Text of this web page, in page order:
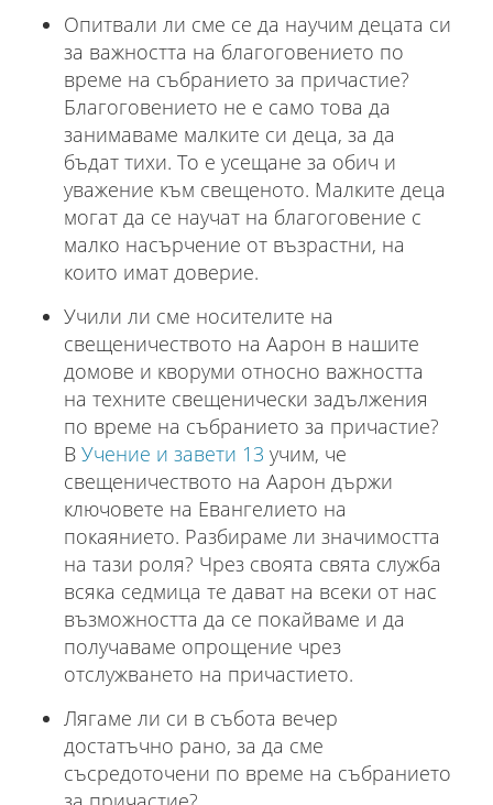
Опитвали ли сме се да научим децата си
за важността на благоговението по
време на събранието за причастие?
Благоговението не е само това да
занимаваме малките си деца, за да
бъдат тихи. То е усещане за обич и
уважение към свещеното. Малките деца
могат да се научат на благоговение с
малко насърчение от възрастни, на
които имат доверие.
Учили ли сме носителите на
свещеничеството на Аарон в нашите
домове и кворуми относно важността
на техните свещенически задължения
по време на събранието за причастие?
В Учение и завети 13 учим, че
свещеничеството на Аарон държи
ключовете на Евангелието на
покаянието. Разбираме ли значимостта
на тази роля? Чрез своята свята служба
всяка седмица те дават на всеки от нас
възможността да се покайваме и да
получаваме опрощение чрез
отслужването на причастието.
Лягаме ли си в събота вечер
достатъчно рано, за да сме
съсредоточени по време на събранието